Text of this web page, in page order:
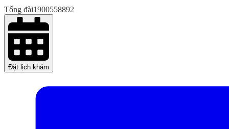
Tổng đài1900558892
Đặt lịch khám